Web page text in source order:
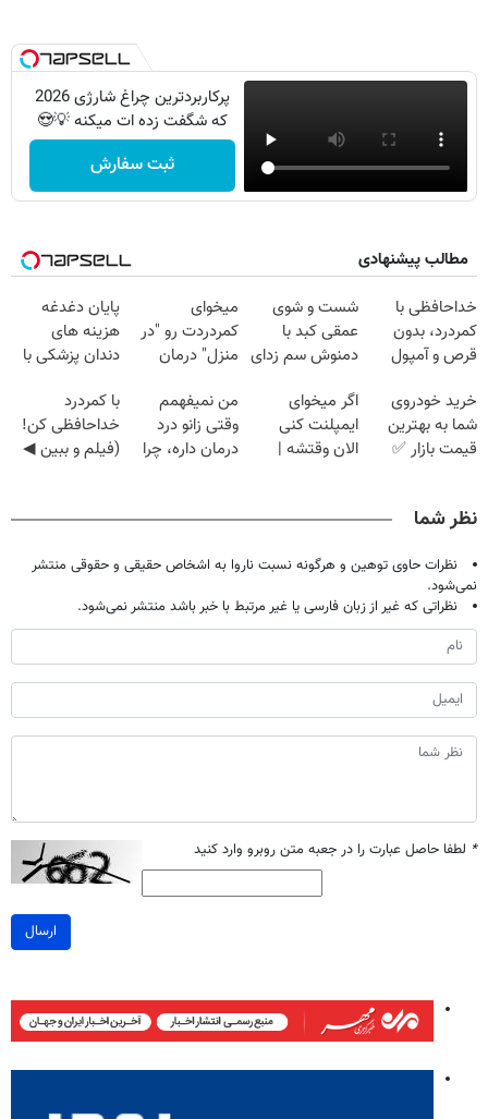
پرکاربردترین چراغ شارژی 2026
که شگفت زده ات میکنه 💡😍
ثبت سفارش
مطالب پیشنهادی
خداحافظی با
کمردرد، بدون
قرص و آمپول
شست و شوی
عمقی کبد با
دمنوش سم زدای
میخوای
کمردردت رو "در
منزل" درمان
◂پرسش‌نامه)
پایان دغدغه
هزینه های
دندان پزشکی با
خانگی
خرید خودروی
شما به بهترین
قیمت بازار ✅
اگر میخوای
ایمپلنت کنی
الان وقتشه |
من نمیفهمم
وقتی زانو درد
درمان داره، چرا
با کمردرد
خداحافظی کن!
(فیلم و ببین ◀
نظر شما
نظرات حاوی توهین و هرگونه نسبت ناروا به اشخاص حقیقی و حقوقی منتشر
نمی‌شود.
نظراتی که غیر از زبان فارسی یا غیر مرتبط با خبر باشد منتشر نمی‌شود.
* لطفا حاصل عبارت را در جعبه متن روبرو وارد کنید
ارسال